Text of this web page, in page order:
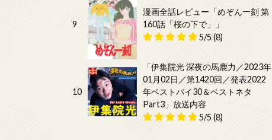
9
漫画全話レビュー「めぞん一刻 第
160話「桜の下で」」
5/5 (8)
10
「伊集院光 深夜の馬鹿力／2023年
01月02日／第1420回／発表2022
年ベストバイ30＆ベストネタ
Part3」放送内容
5/5 (8)